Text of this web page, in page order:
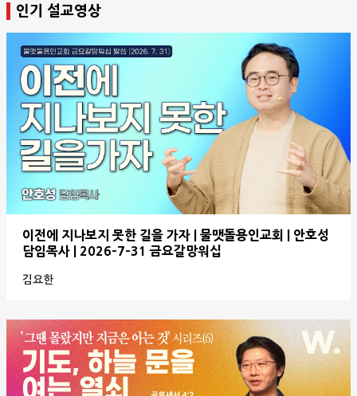
인기 설교영상
이전에 지나보지 못한 길을 가자 | 물맷돌용인교회 | 안호성
담임목사 | 2026-7-31 금요갈망워십
김요한